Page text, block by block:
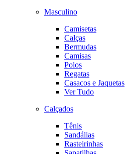
Masculino
Camisetas
Calças
Bermudas
Camisas
Polos
Regatas
Casacos e Jaquetas
Ver Tudo
Calçados
Tênis
Sandálias
Rasteirinhas